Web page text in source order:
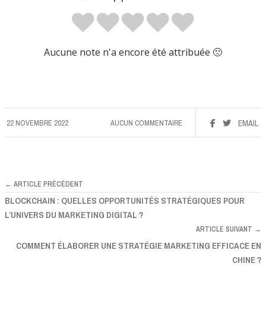
Aucune note n'a encore été attribuée 🙁
22 NOVEMBRE 2022 EMAIL
AUCUN COMMENTAIRE
← ARTICLE PRÉCÉDENT
BLOCKCHAIN : QUELLES OPPORTUNITÉS STRATÉGIQUES POUR
L’UNIVERS DU MARKETING DIGITAL ?
ARTICLE SUIVANT →
COMMENT ÉLABORER UNE STRATÉGIE MARKETING EFFICACE EN
CHINE ?